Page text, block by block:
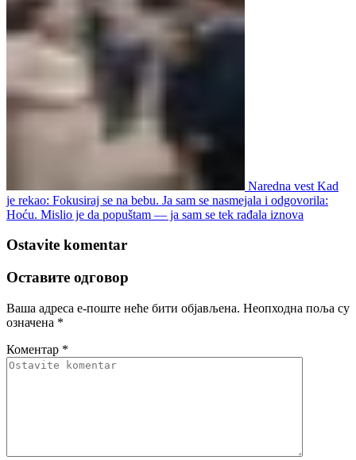
Naredna vest Kad
je rekao: Fokusiraj se na bebu. Ja sam se nasmejala i odgovorila:
Hoću. Mislio je da popuštam — ja sam se tek rađala iznova
Ostavite komentar
Оставите одговор
Ваша адреса е-поште неће бити објављена. Неопходна поља су
означена *
Коментар *